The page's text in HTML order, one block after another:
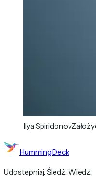
Ilya Spiridonov
HummingDeck
Udostępniaj. Śledź. Wiedz.